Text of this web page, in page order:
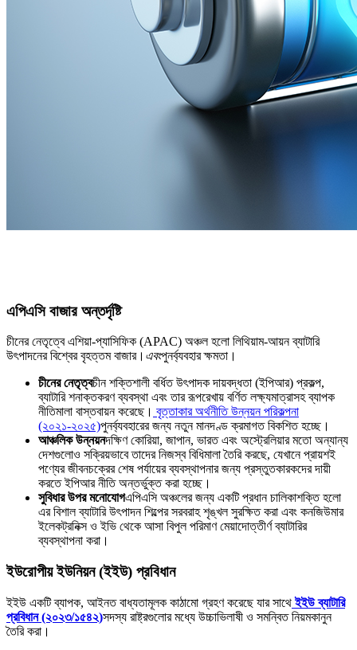
এপিএসি বাজার অন্তর্দৃষ্টি
চীনের নেতৃত্বে এশিয়া-প্যাসিফিক (APAC) অঞ্চল হলো লিথিয়াম-আয়ন ব্যাটারি
উৎপাদনের বিশ্বের বৃহত্তম বাজার। এবংপুনর্ব্যবহার ক্ষমতা।
চীনের নেতৃত্বচীন শক্তিশালী বর্ধিত উৎপাদক দায়বদ্ধতা (ইপিআর) প্রকল্প,
ব্যাটারি শনাক্তকরণ ব্যবস্থা এবং তার রূপরেখায় বর্ণিত লক্ষ্যমাত্রাসহ ব্যাপক
নীতিমালা বাস্তবায়ন করেছে। বৃত্তাকার অর্থনীতি উন্নয়ন পরিকল্পনা
(২০২১-২০২৫)পুনর্ব্যবহারের জন্য নতুন মানদণ্ড ক্রমাগত বিকশিত হচ্ছে।
আঞ্চলিক উন্নয়নদক্ষিণ কোরিয়া, জাপান, ভারত এবং অস্ট্রেলিয়ার মতো অন্যান্য
দেশগুলোও সক্রিয়ভাবে তাদের নিজস্ব বিধিমালা তৈরি করছে, যেখানে প্রায়শই
পণ্যের জীবনচক্রের শেষ পর্যায়ের ব্যবস্থাপনার জন্য প্রস্তুতকারকদের দায়ী
করতে ইপিআর নীতি অন্তর্ভুক্ত করা হচ্ছে।
সুবিধার উপর মনোযোগএপিএসি অঞ্চলের জন্য একটি প্রধান চালিকাশক্তি হলো
এর বিশাল ব্যাটারি উৎপাদন শিল্পের সরবরাহ শৃঙ্খল সুরক্ষিত করা এবং কনজিউমার
ইলেকট্রনিক্স ও ইভি থেকে আসা বিপুল পরিমাণ মেয়াদোত্তীর্ণ ব্যাটারির
ব্যবস্থাপনা করা।
ইউরোপীয় ইউনিয়ন (ইইউ) প্রবিধান
ইইউ একটি ব্যাপক, আইনত বাধ্যতামূলক কাঠামো গ্রহণ করেছে যার সাথে ইইউ ব্যাটারি
প্রবিধান (২০২৩/১৫৪২)সদস্য রাষ্ট্রগুলোর মধ্যে উচ্চাভিলাষী ও সমন্বিত নিয়মকানুন
তৈরি করা।